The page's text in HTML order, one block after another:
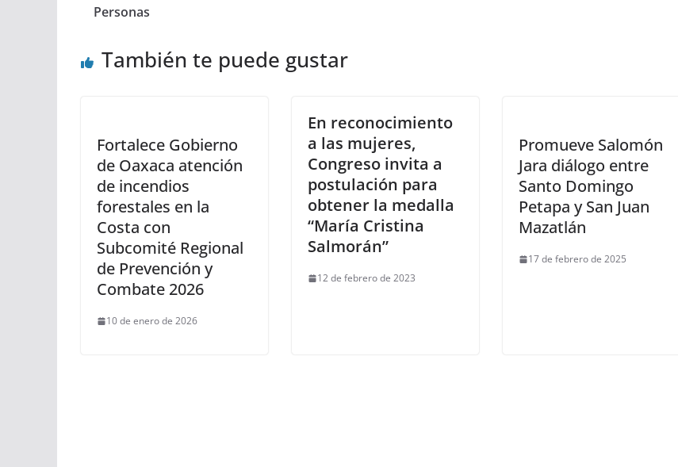
Personas
También te puede gustar
Fortalece Gobierno
de Oaxaca atención
de incendios
forestales en la
Costa con
Subcomité Regional
de Prevención y
Combate 2026
10 de enero de 2026
En reconocimiento
a las mujeres,
Congreso invita a
postulación para
obtener la medalla
“María Cristina
Salmorán”
12 de febrero de 2023
Promueve Salomón
Jara diálogo entre
Santo Domingo
Petapa y San Juan
Mazatlán
17 de febrero de 2025